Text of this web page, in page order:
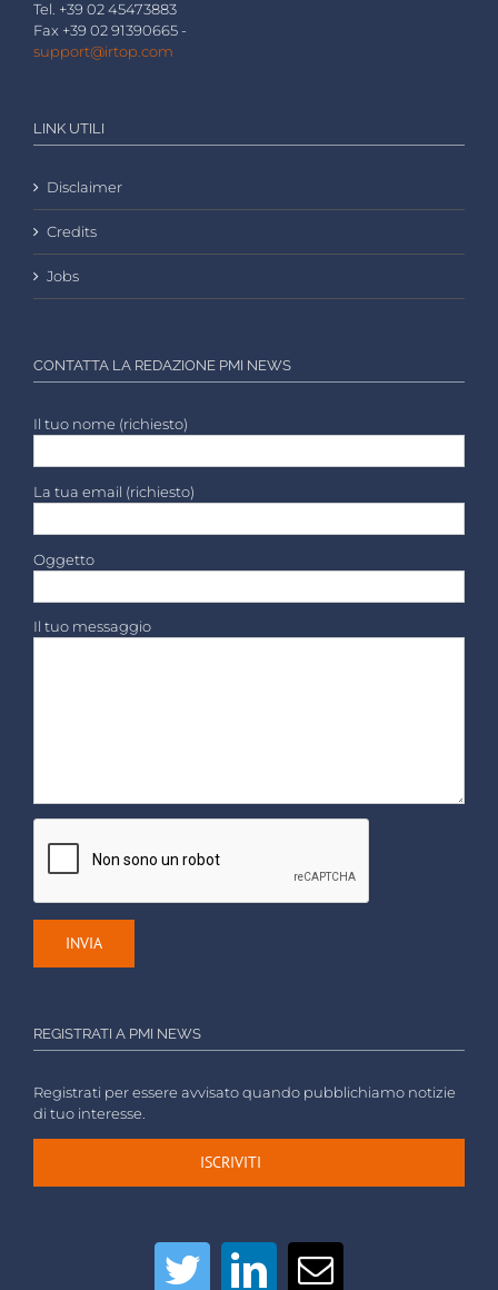
Tel. +39 02 45473883
Fax +39 02 91390665 -
support@irtop.com
LINK UTILI
Disclaimer
Credits
Jobs
CONTATTA LA REDAZIONE PMI NEWS
Il tuo nome (richiesto)
La tua email (richiesto)
Oggetto
Il tuo messaggio
REGISTRATI A PMI NEWS
Registrati per essere avvisato quando pubblichiamo notizie
di tuo interesse.
ISCRIVITI